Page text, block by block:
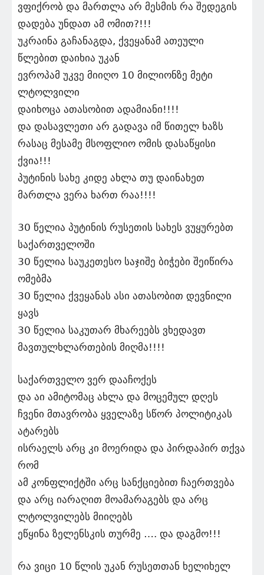
ვფიქრობ და მართლა არ მესმის რა შედეგის
დადება უნდათ ამ ომით?!!!
უკრაინა გაჩანაგდა, ქვეყანამ ათეული
წლებით დაიხია უკან
ევროპამ უკვე მიიღო 10 მილიონზე მეტი
ლტოლვილი
დაიხოცა ათასობით ადამიანი!!!!
და დასავლეთი არ გადავა იმ წითელ ხაზს
რასაც მესამე მსოფლიო ომის დასაწყისი
ქვია!!!
პუტინის სახე კიდე ახლა თუ დაინახეთ
მართლა ვერა ხართ რაა!!!!
30 წელია პუტინის რუსეთის სახეს ვუყურებთ
საქართველოში
30 წელია საუკეთესო საჯიშე ბიჭები შეიწირა
ომებმა
30 წელია ქვეყანას ასი ათასობით დევნილი
ყავს
30 წელია საკუთარ მხარეებს ვხედავთ
მავთულხლართების მიღმა!!!!
საქართველო ვერ დააჩოქეს
და აი ამიტომაც ახლა და მოცემულ დღეს
ჩვენი მთავრობა ყველაზე სწორ პოლიტიკას
ატარებს
ისრაელს არც კი მოერიდა და პირდაპირ თქვა
რომ
ამ კონფლიქტში არც სანქციებით ჩაერთვება
და არც იარაღით მოამარაგებს და არც
ლტოლვილებს მიიღებს
ეწყინა ზელენსკის თურმე …. და დაგმო!!!
რა ვიცი 10 წლის უკან რუსეთთან ხელიხელ